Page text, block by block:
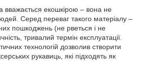
вважається екошкірою – вона не
Серед переваг такого матеріалу –
пошкоджень (не рветься і не
тривалий термін експлуатації.
технологій дозволив створити
рукавиць, які підходять як